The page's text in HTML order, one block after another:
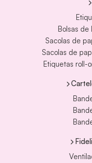
Bolsas de
Sacolas de
Sacolas de
Etiquetas roll-